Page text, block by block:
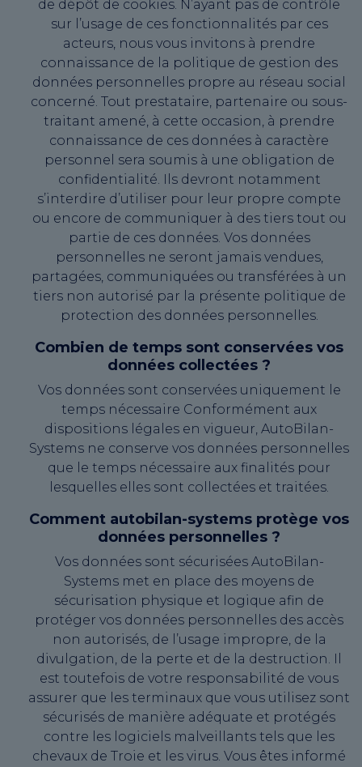
de dépôt de cookies. N’ayant pas de contrôle
sur l’usage de ces fonctionnalités par ces
acteurs, nous vous invitons à prendre
connaissance de la politique de gestion des
données personnelles propre au réseau social
concerné. Tout prestataire, partenaire ou sous-
traitant amené, à cette occasion, à prendre
connaissance de ces données à caractère
personnel sera soumis à une obligation de
confidentialité. Ils devront notamment
s’interdire d’utiliser pour leur propre compte
ou encore de communiquer à des tiers tout ou
partie de ces données. Vos données
personnelles ne seront jamais vendues,
partagées, communiquées ou transférées à un
tiers non autorisé par la présente politique de
protection des données personnelles.
Combien de temps sont conservées vos
données collectées ?
Vos données sont conservées uniquement le
temps nécessaire Conformément aux
dispositions légales en vigueur, AutoBilan-
Systems ne conserve vos données personnelles
que le temps nécessaire aux finalités pour
lesquelles elles sont collectées et traitées.
Comment autobilan-systems protège vos
données personnelles ?
Vos données sont sécurisées AutoBilan-
Systems met en place des moyens de
sécurisation physique et logique afin de
protéger vos données personnelles des accès
non autorisés, de l’usage impropre, de la
divulgation, de la perte et de la destruction. Il
est toutefois de votre responsabilité de vous
assurer que les terminaux que vous utilisez sont
sécurisés de manière adéquate et protégés
contre les logiciels malveillants tels que les
chevaux de Troie et les virus. Vous êtes informé